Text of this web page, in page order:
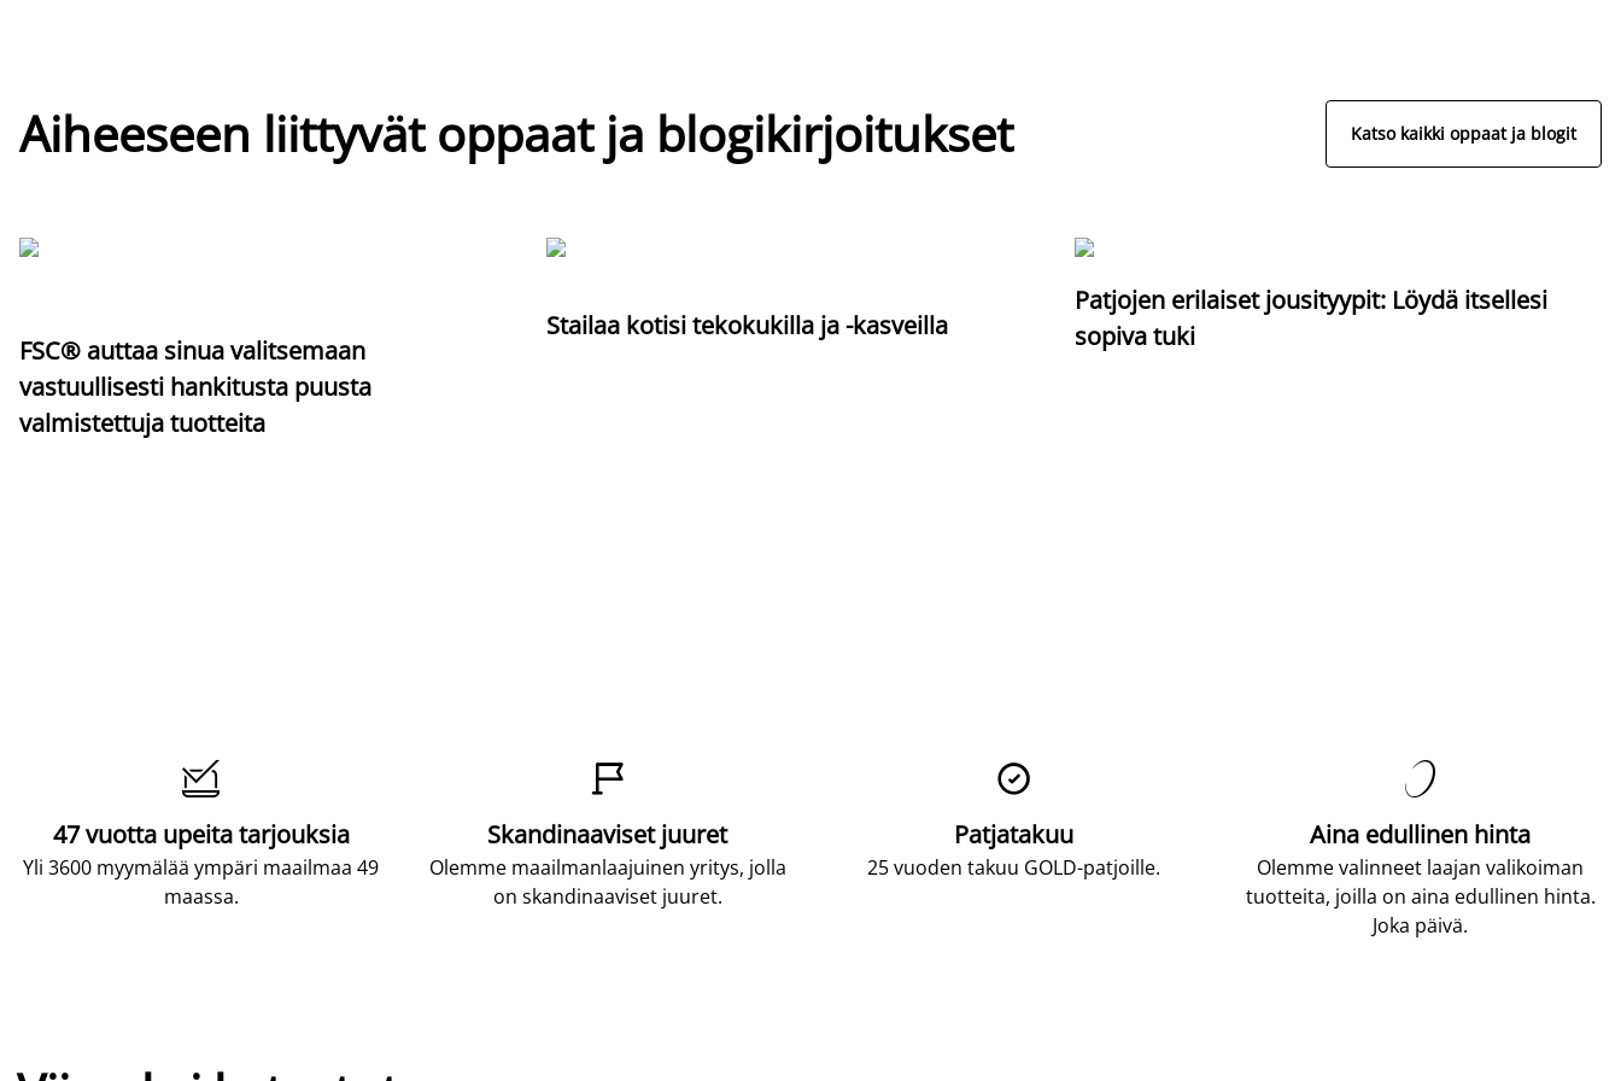
Aiheeseen liittyvät oppaat ja blogikirjoitukset Katso kaikki oppaat ja blogit
FSC® auttaa sinua valitsemaan
vastuullisesti hankitusta puusta
valmistettuja tuotteita
Stailaa kotisi tekokukilla ja -kasveilla
Patjojen erilaiset jousityypit: Löydä itsellesi
sopiva tuki

47 vuotta upeita tarjouksia
Yli 3600 myymälää ympäri maailmaa 49
maassa.

Skandinaaviset juuret
Olemme maailmanlaajuinen yritys, jolla
on skandinaaviset juuret.

Patjatakuu
25 vuoden takuu GOLD-patjoille.

Aina edullinen hinta
Olemme valinneet laajan valikoiman
tuotteita, joilla on aina edullinen hinta.
Joka päivä.